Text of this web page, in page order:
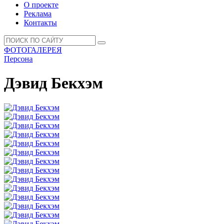
О проекте
Реклама
Контакты
ФОТОГАЛЕРЕЯ
Персона
Дэвид Бекхэм